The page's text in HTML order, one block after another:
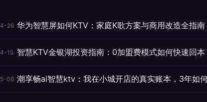
26 华为智慧屏如何KTV：家庭K歌方案与商用改造全指南
15 智慧KTV金银湖投资指南：0加盟费模式如何快速回本
06 潮享畅ai智慧ktv：我在小城开店的真实账本，3年如